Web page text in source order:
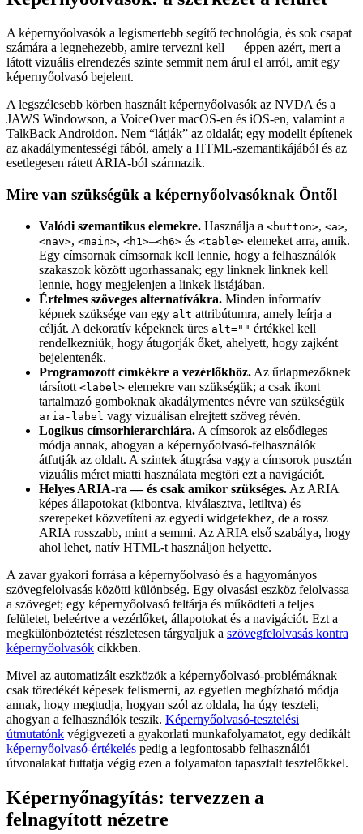
A képernyőolvasók a legismertebb segítő technológia, és sok csapat
számára a legnehezebb, amire tervezni kell — éppen azért, mert a
látott vizuális elrendezés szinte semmit nem árul el arról, amit egy
képernyőolvasó bejelent.
A legszélesebb körben használt képernyőolvasók az NVDA és a
JAWS Windowson, a VoiceOver macOS-en és iOS-en, valamint a
TalkBack Androidon. Nem “látják” az oldalát; egy modellt építenek
az akadálymentességi fából, amely a HTML-szemantikájából és az
esetlegesen rátett ARIA-ból származik.
Mire van szükségük a képernyőolvasóknak Öntől
Valódi szemantikus elemekre. Használja a <button>, <a>,
<nav>, <main>, <h1>–<h6> és <table> elemeket arra, amik.
Egy címsornak címsornak kell lennie, hogy a felhasználók
szakaszok között ugorhassanak; egy linknek linknek kell
lennie, hogy megjelenjen a linkek listájában.
Értelmes szöveges alternatívákra. Minden informatív
képnek szüksége van egy alt attribútumra, amely leírja a
célját. A dekoratív képeknek üres alt="" értékkel kell
rendelkezniük, hogy átugorják őket, ahelyett, hogy zajként
bejelentenék.
Programozott címkékre a vezérlőkhöz. Az űrlapmezőknek
társított <label> elemekre van szükségük; a csak ikont
tartalmazó gomboknak akadálymentes névre van szükségük
aria-label vagy vizuálisan elrejtett szöveg révén.
Logikus címsorhierarchiára. A címsorok az elsődleges
módja annak, ahogyan a képernyőolvasó-felhasználók
átfutják az oldalt. A szintek átugrása vagy a címsorok pusztán
vizuális méret miatti használata megtöri ezt a navigációt.
Helyes ARIA-ra — és csak amikor szükséges. Az ARIA
képes állapotokat (kibontva, kiválasztva, letiltva) és
szerepeket közvetíteni az egyedi widgetekhez, de a rossz
ARIA rosszabb, mint a semmi. Az ARIA első szabálya, hogy
ahol lehet, natív HTML-t használjon helyette.
A zavar gyakori forrása a képernyőolvasó és a hagyományos
szövegfelolvasás közötti különbség. Egy olvasási eszköz felolvassa
a szöveget; egy képernyőolvasó feltárja és működteti a teljes
felületet, beleértve a vezérlőket, állapotokat és a navigációt. Ezt a
megkülönböztetést részletesen tárgyaljuk a szövegfelolvasás kontra
képernyőolvasók cikkben.
Mivel az automatizált eszközök a képernyőolvasó-problémáknak
csak töredékét képesek felismerni, az egyetlen megbízható módja
annak, hogy megtudja, hogyan szól az oldala, ha úgy teszteli,
ahogyan a felhasználók teszik. Képernyőolvasó-tesztelési
útmutatónk végigvezeti a gyakorlati munkafolyamatot, egy dedikált
képernyőolvasó-értékelés pedig a legfontosabb felhasználói
útvonalakat futtatja végig ezen a folyamaton tapasztalt tesztelőkkel.
Képernyőnagyítás: tervezzen a
felnagyított nézetre